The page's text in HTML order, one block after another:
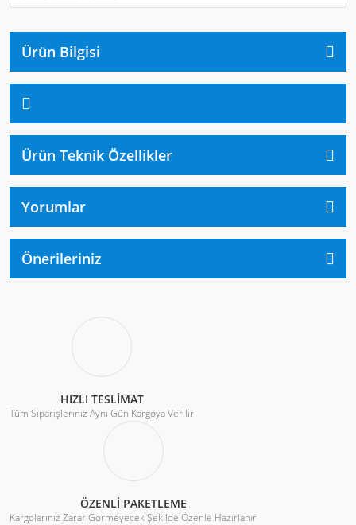
Ürün Bilgisi
Ürün Teknik Özellikler
Yorumlar
Önerileriniz
HIZLI TESLİMAT
Tüm Siparişleriniz Aynı Gün Kargoya Verilir
ÖZENLİ PAKETLEME
Kargolarınız Zarar Görmeyecek Şekilde Özenle Hazırlanır